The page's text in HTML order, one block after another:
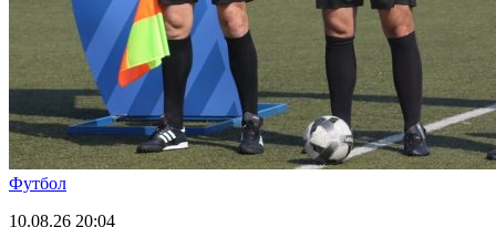
Футбол
10.08.26 20:04